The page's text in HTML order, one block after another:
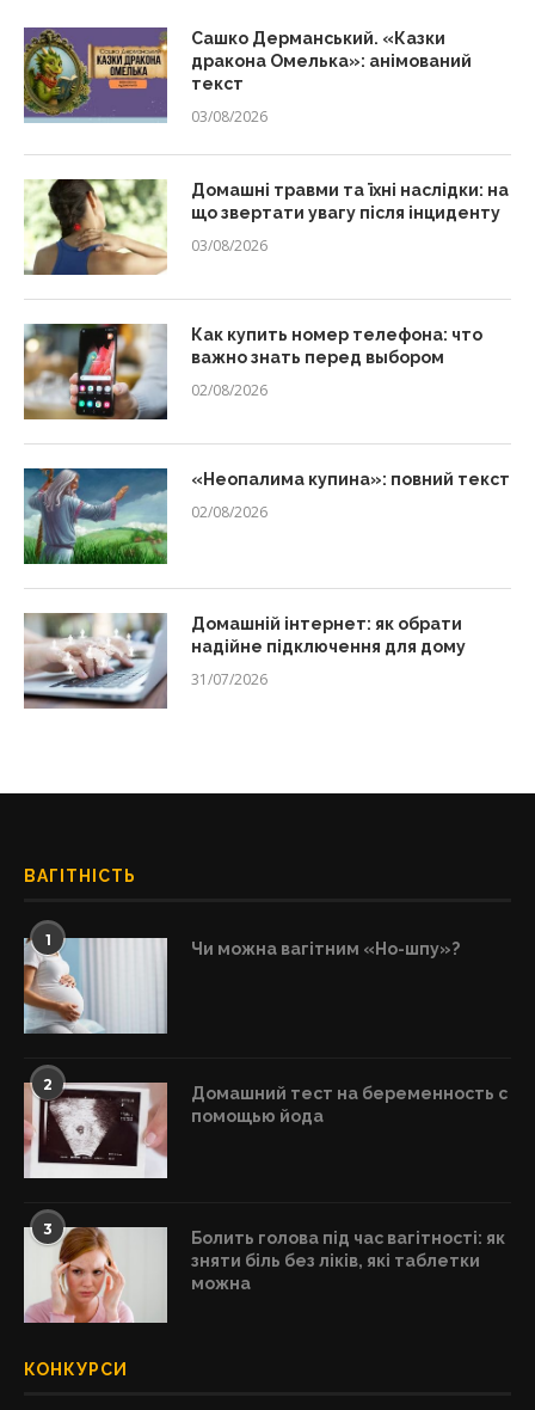
Сашко Дерманський. «Казки
дракона Омелька»: анімований
текст
03/08/2026
Домашні травми та їхні наслідки: на
що звертати увагу після інциденту
03/08/2026
Как купить номер телефона: что
важно знать перед выбором
02/08/2026
«Неопалима купина»: повний текст
02/08/2026
Домашній інтернет: як обрати
надійне підключення для дому
31/07/2026
ВАГІТНІСТЬ
1 Чи можна вагітним «Но-шпу»?
2
Домашний тест на беременность с
помощью йода
3
Болить голова під час вагітності: як
зняти біль без ліків, які таблетки
можна
КОНКУРСИ